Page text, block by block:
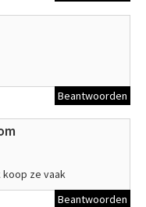
Beantwoorden
koop ze vaak
Beantwoorden